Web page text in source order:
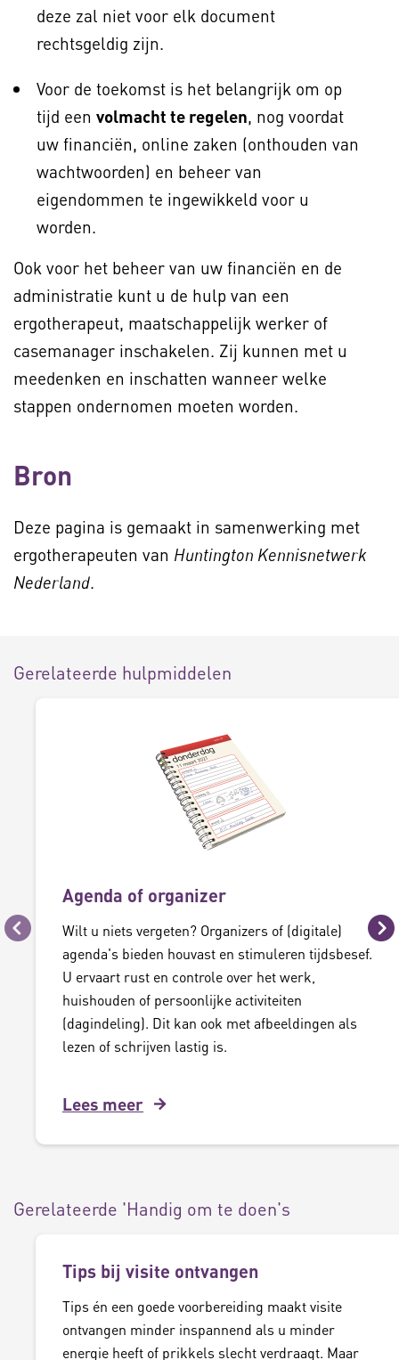
deze zal niet voor elk document
rechtsgeldig zijn.
Voor de toekomst is het belangrijk om op
tijd een volmacht te regelen, nog voordat
uw financiën, online zaken (onthouden van
wachtwoorden) en beheer van
eigendommen te ingewikkeld voor u
worden.
Ook voor het beheer van uw financiën en de
administratie kunt u de hulp van een
ergotherapeut, maatschappelijk werker of
casemanager inschakelen. Zij kunnen met u
meedenken en inschatten wanneer welke
stappen ondernomen moeten worden.
Bron
Deze pagina is gemaakt in samenwerking met
ergotherapeuten van Huntington Kennisnetwerk
Nederland.
Gerelateerde hulpmiddelen
Vorige
Agenda of organizer
Wilt u niets vergeten? Organizers of (digitale)
agenda's bieden houvast en stimuleren tijdsbesef.
U ervaart rust en controle over het werk,
huishouden of persoonlijke activiteiten
(dagindeling). Dit kan ook met afbeeldingen als
lezen of schrijven lastig is.
Lees meer
Gerelateerde 'Handig om te doen's
Tips bij visite ontvangen
Tips én een goede voorbereiding maakt visite
ontvangen minder inspannend als u minder
energie heeft of prikkels slecht verdraagt. Maar